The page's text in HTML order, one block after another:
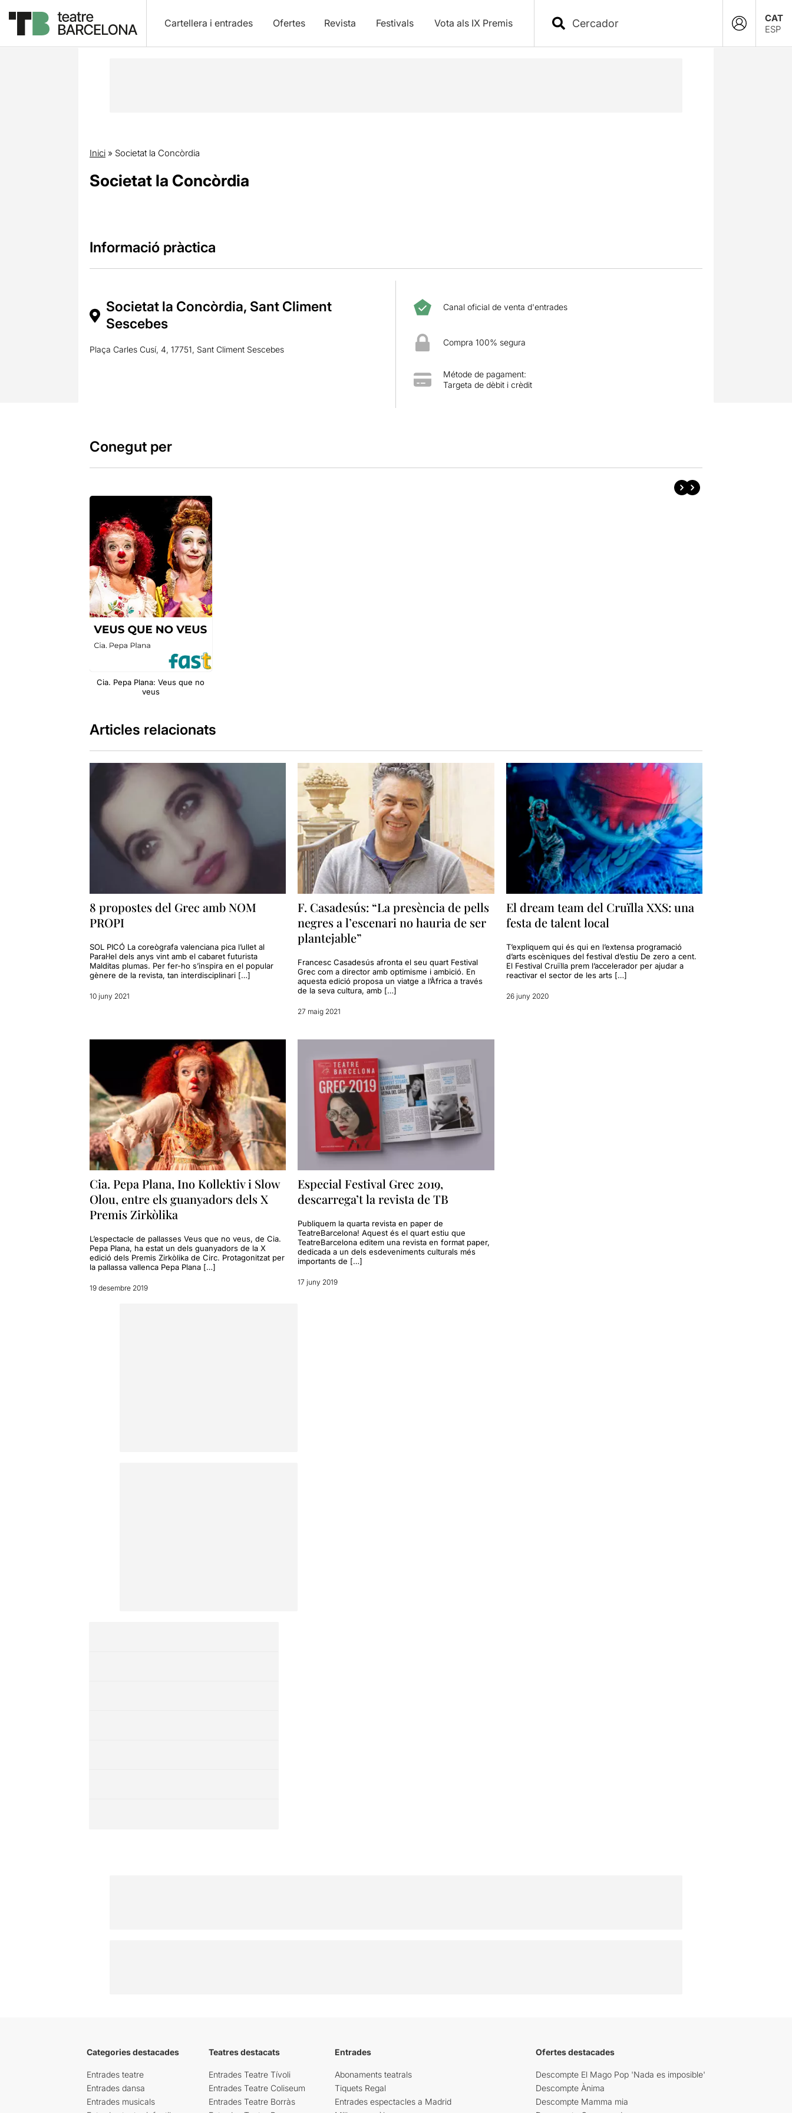
Cartellera i entrades Ofertes Revista Festivals Vota als IX Premis
CAT
ESP
Inici» Societat la Concòrdia
Societat la Concòrdia
Informació pràctica
Societat la Concòrdia, Sant Climent
Sescebes
Plaça Carles Cusí, 4, 17751, Sant Climent Sescebes
Canal oficial de venta d'entrades
Compra 100% segura
Métode de pagament:
Targeta de dèbit i crèdit
Conegut per
Cia. Pepa Plana: Veus que no
veus
Articles relacionats
8 propostes del Grec amb NOM
PROPI
SOL PICÓ La coreògrafa valenciana pica l’ullet al
Paral·lel dels anys vint amb el cabaret futurista
Malditas plumas. Per fer-ho s’inspira en el popular
gènere de la revista, tan interdisciplinari […]
10 juny 2021
F. Casadesús: “La presència de pells
negres a l’escenari no hauria de ser
plantejable”
Francesc Casadesús afronta el seu quart Festival
Grec com a director amb optimisme i ambició. En
aquesta edició proposa un viatge a l’Àfrica a través
de la seva cultura, amb […]
27 maig 2021
El dream team del Cruïlla XXS: una
festa de talent local
T’expliquem qui és qui en l’extensa programació
d’arts escèniques del festival d’estiu De zero a cent.
El Festival Cruïlla prem l’accelerador per ajudar a
reactivar el sector de les arts […]
26 juny 2020
Cia. Pepa Plana, Ino Kollektiv i Slow
Olou, entre els guanyadors dels X
Premis Zirkòlika
L’espectacle de pallasses Veus que no veus, de Cia.
Pepa Plana, ha estat un dels guanyadors de la X
edició dels Premis Zirkòlika de Circ. Protagonitzat per
la pallassa vallenca Pepa Plana […]
19 desembre 2019
Especial Festival Grec 2019,
descarrega’t la revista de TB
Publiquem la quarta revista en paper de
TeatreBarcelona! Aquest és el quart estiu que
TeatreBarcelona editem una revista en format paper,
dedicada a un dels esdeveniments culturals més
importants de […]
17 juny 2019
Categories destacades
Entrades teatre
Entrades dansa
Entrades musicals
Teatres destacats
Entrades Teatre Tívoli
Entrades Teatre Coliseum
Entrades Teatre Borràs
Entrades
Abonaments teatrals
Tiquets Regal
Entrades espectacles a Madrid
Ofertes destacades
Descompte El Mago Pop 'Nada es imposible'
Descompte Ànima
Descompte Mamma mia